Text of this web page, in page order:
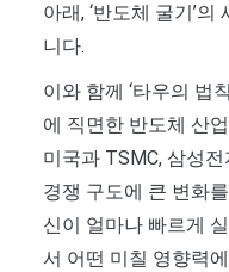
아래, ‘반도체 굴기’
니다.
이와 함께 ‘타우의 법
에 직면한 반도체 산
미국과 TSMC, 삼성
경쟁 구도에 큰 변화
신이 얼마나 빠르게
서 어떤 미칠 영향력